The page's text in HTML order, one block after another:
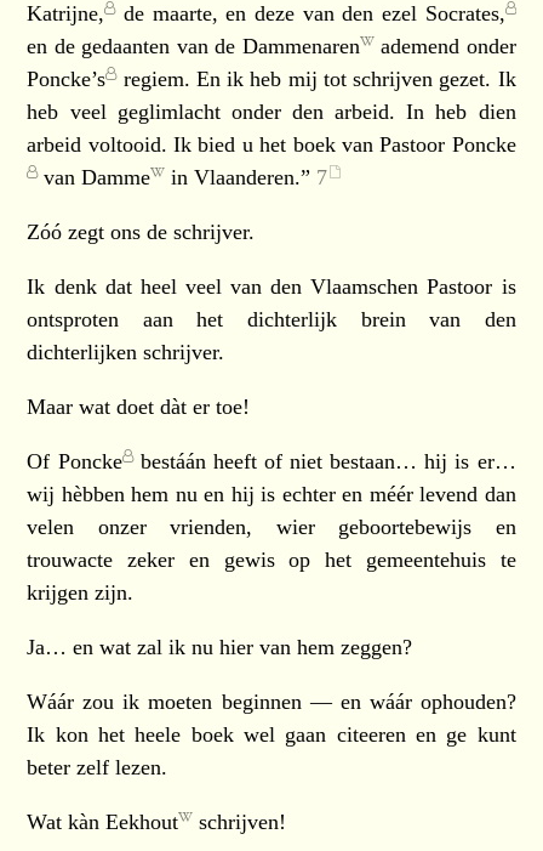
Katrijne, de maarte, en deze van den ezel Socrates,
en de gedaanten van de Dammenaren
ademend onder
Poncke’s regiem. En ik heb mij tot schrijven gezet. Ik
heb veel geglimlacht onder den arbeid. In heb dien
arbeid voltooid. Ik bied u het boek vanPastoor Poncke
vanDamme in Vlaanderen.” 7
Zóó zegt ons de schrijver.
Ik denk dat heel veel van den Vlaamschen Pastoor is
ontsproten aan het dichterlijk brein van den
dichterlijken schrijver.
Maar wat doet dàt er toe!
Of Poncke bestáán heeft of niet bestaan… hij is er…
wij hèbben hem nu en hij is echter en méér levend dan
velen onzer vrienden, wier geboortebewijs en
trouwacte zeker en gewis op het gemeentehuis te
krijgen zijn.
Ja… en wat zal ik nu hier van hem zeggen?
Wáár zou ik moeten beginnen — en wáár ophouden?
Ik kon het heele boek wel gaan citeeren en ge kunt
beter zelf lezen.
Wat kànEekhout schrijven!